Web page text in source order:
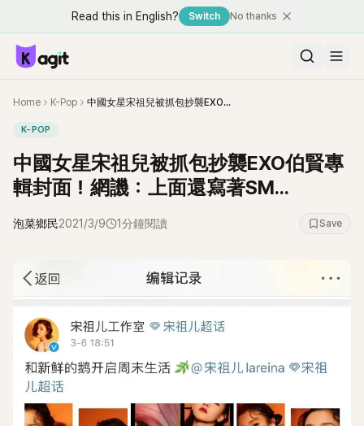
Read this in English? Switch No thanks
Home K-Pop 中國女星宋祖兒被抓包抄襲EXO伯賢專輯封面！網譏：上面還寫著SM...
K-POP
中國女星宋祖兒被抓包抄襲EXO伯賢專
輯封面！網譏：上面還寫著SM...
泡菜鄉民2021/3/9 1分鐘閱讀 Save